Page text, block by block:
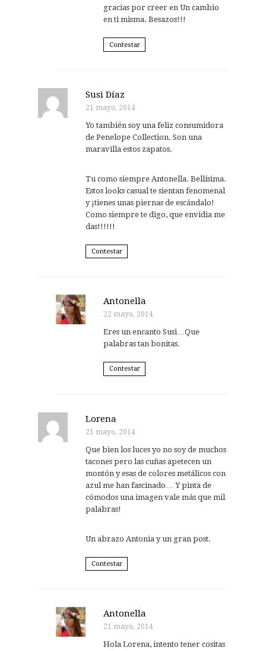
gracias por creer en Un cambio
en ti misma. Besazos!!!
Contestar
Susi Díaz
21 mayo, 2014
Yo también soy una feliz consumidora
de Penelope Collection. Son una
maravilla estos zapatos.
Tu como siempre Antonella. Bellísima.
Estos looks casual te sientan fenomenal
y ¡tienes unas piernas de escándalo!
Como siempre te digo, que envidia me
das!!!!!!
Contestar
Antonella
22 mayo, 2014
Eres un encanto Susi…Que
palabras tan bonitas.
Contestar
Lorena
21 mayo, 2014
Que bien los luces yo no soy de muchos
tacones pero las cuñas apetecen un
montón y esas de colores metálicos con
azul me han fascinado… Y pinta de
cómodos una imagen vale más que mil
palabras!
Un abrazo Antonia y un gran post.
Contestar
Antonella
21 mayo, 2014
Hola Lorena, intento tener cositas